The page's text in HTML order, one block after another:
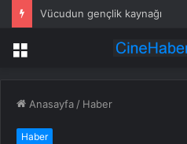
Vücudun gençlik kaynağı
Menü
Anasayfa / Haber
Haber